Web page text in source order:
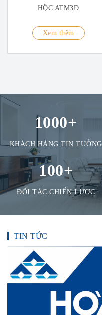
HỘC ATM3D
Xem thêm
1000+
KHÁCH HÀNG TIN TƯỞNG
100+
ĐỐI TÁC CHIẾN LƯỢC
TIN TỨC